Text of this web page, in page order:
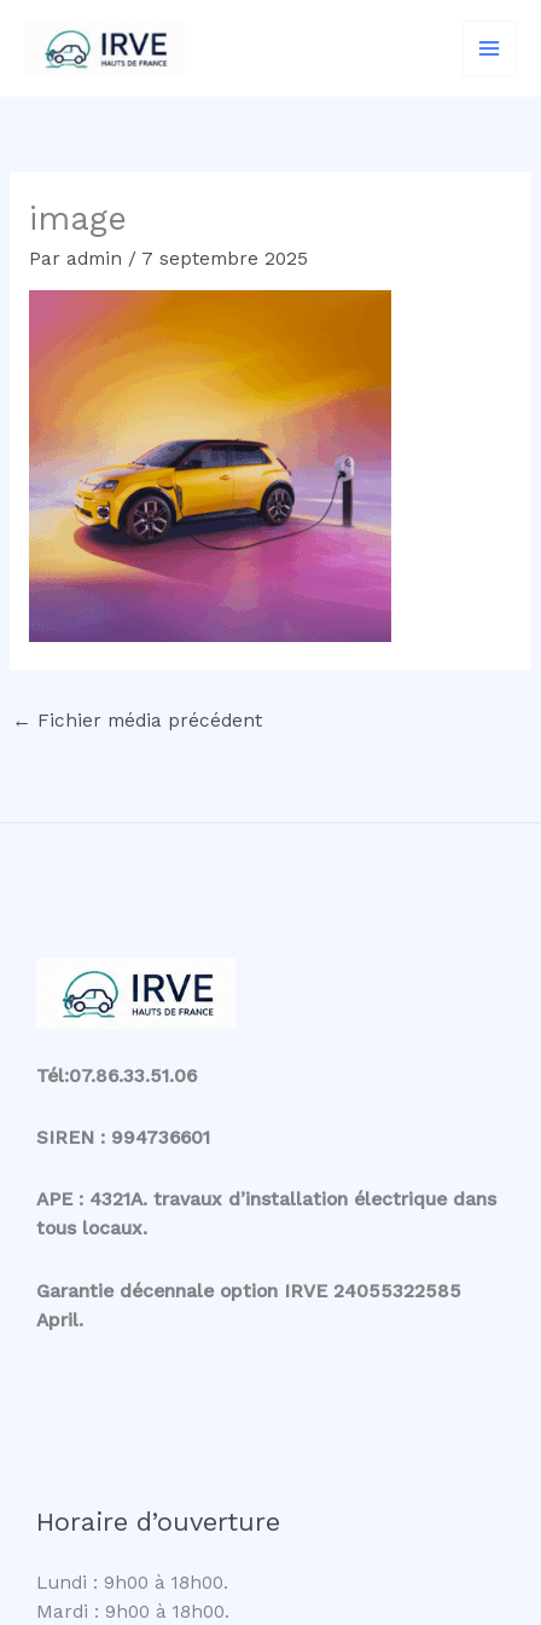
contenu
image
Par admin / 7 septembre 2025
← Fichier média précédent
Tél:07.86.33.51.06
SIREN : 994736601
APE : 4321A. travaux d’installation électrique dans
tous locaux.
Garantie décennale option IRVE 24055322585
April.
Horaire d’ouverture
Lundi : 9h00 à 18h00.
Mardi : 9h00 à 18h00.